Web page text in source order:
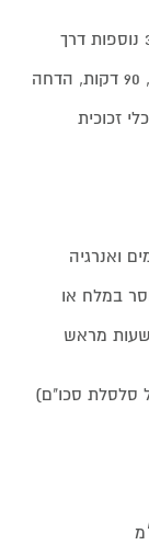
8 תכניות הדחה לבחירה (5 בבחירה ישירה + 3 נוספות דרך
בחירה ישירה : אינטנסיבית, שקטה, חסכונית , 90 דקות, הדחה
זכוכית
ואנרגיה
במלח או